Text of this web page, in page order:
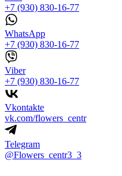
+7 (930) 830-16-77
WhatsApp
+7 (930) 830-16-77
Viber
+7 (930) 830-16-77
Vkontakte
vk.com/flowers_centr
Telegram
@Flowers_centr3_3